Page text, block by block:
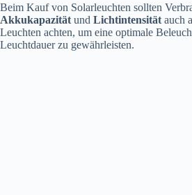
Beim Kauf von Solarleuchten sollten
Akkukapazität und Lichtintensität auch
Leuchten achten, um eine optimale
Leuchtdauer zu gewährleisten.